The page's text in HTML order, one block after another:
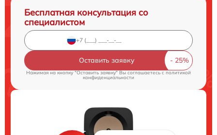
Бесплатная консультация со
специалистом
Оставить заявку
Нажимая на кнопку "Оставить заявку" Вы соглашаетесь cполитикой
конфиденциальности